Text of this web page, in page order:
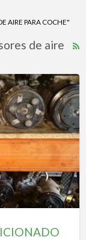
AIRE PARA COCHE"
de aire